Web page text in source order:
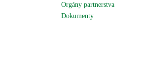
Orgány partnerstva
Dokumenty